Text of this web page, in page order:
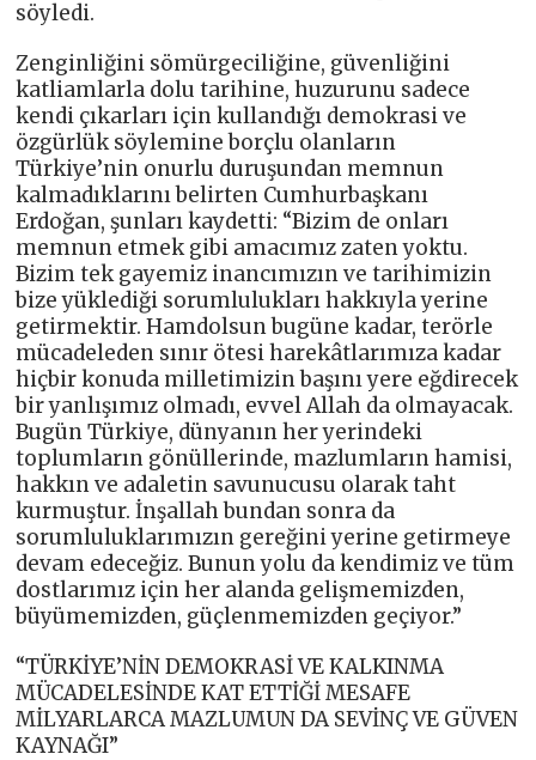
söyledi.
Zenginliğini sömürgeciliğine, güvenliğini
katliamlarla dolu tarihine, huzurunu sadece
kendi çıkarları için kullandığı demokrasi ve
özgürlük söylemine borçlu olanların
Türkiye’nin onurlu duruşundan memnun
kalmadıklarını belirten Cumhurbaşkanı
Erdoğan, şunları kaydetti: “Bizim de onları
memnun etmek gibi amacımız zaten yoktu.
Bizim tek gayemiz inancımızın ve tarihimizin
bize yüklediği sorumlulukları hakkıyla yerine
getirmektir. Hamdolsun bugüne kadar, terörle
mücadeleden sınır ötesi harekâtlarımıza kadar
hiçbir konuda milletimizin başını yere eğdirecek
bir yanlışımız olmadı, evvel Allah da olmayacak.
Bugün Türkiye, dünyanın her yerindeki
toplumların gönüllerinde, mazlumların hamisi,
hakkın ve adaletin savunucusu olarak taht
kurmuştur. İnşallah bundan sonra da
sorumluluklarımızın gereğini yerine getirmeye
devam edeceğiz. Bunun yolu da kendimiz ve tüm
dostlarımız için her alanda gelişmemizden,
büyümemizden, güçlenmemizden geçiyor.”
“TÜRKİYE’NİN DEMOKRASİ VE KALKINMA
MÜCADELESİNDE KAT ETTİĞİ MESAFE
MİLYARLARCA MAZLUMUN DA SEVİNÇ VE GÜVEN
KAYNAĞI”